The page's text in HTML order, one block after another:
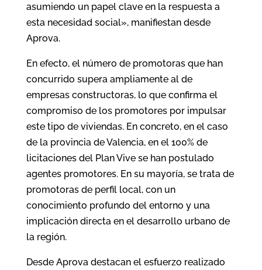
asumiendo un papel clave en la respuesta a
esta necesidad social», manifiestan desde
Aprova.
En efecto, el número de promotoras que han
concurrido supera ampliamente al de
empresas constructoras, lo que confirma el
compromiso de los promotores por impulsar
este tipo de viviendas. En concreto, en el caso
de la provincia de Valencia, en el 100% de
licitaciones del Plan Vive se han postulado
agentes promotores. En su mayoría, se trata de
promotoras de perfil local, con un
conocimiento profundo del entorno y una
implicación directa en el desarrollo urbano de
la región.
Desde Aprova destacan el esfuerzo realizado